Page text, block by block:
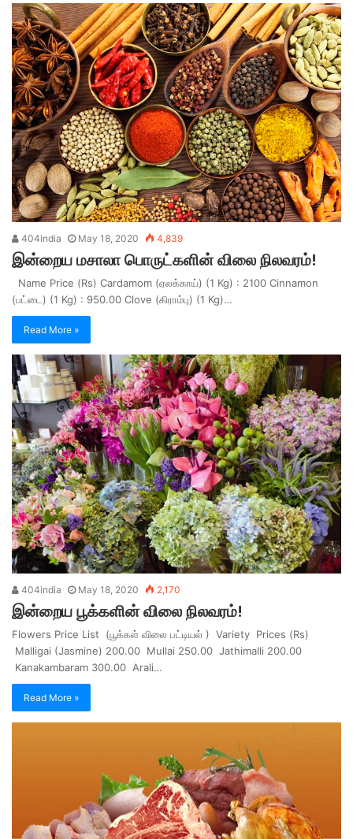
404india May 18, 2020 4,839
இன்றைய மசாலா பொருட்களின் விலை நிலவரம்!
Name Price (Rs) Cardamom (ஏலக்காய்) (1 Kg) : 2100 Cinnamon
(பட்டை) (1 Kg) : 950.00 Clove (கிராம்பு) (1 Kg)…
Read More »
404india May 18, 2020 2,170
இன்றைய பூக்களின் விலை நிலவரம்!
Flowers Price List (பூக்கள் விலை பட்டியல் ) Variety Prices (Rs)
Malligai (Jasmine) 200.00 Mullai 250.00 Jathimalli 200.00
Kanakambaram 300.00 Arali…
Read More »